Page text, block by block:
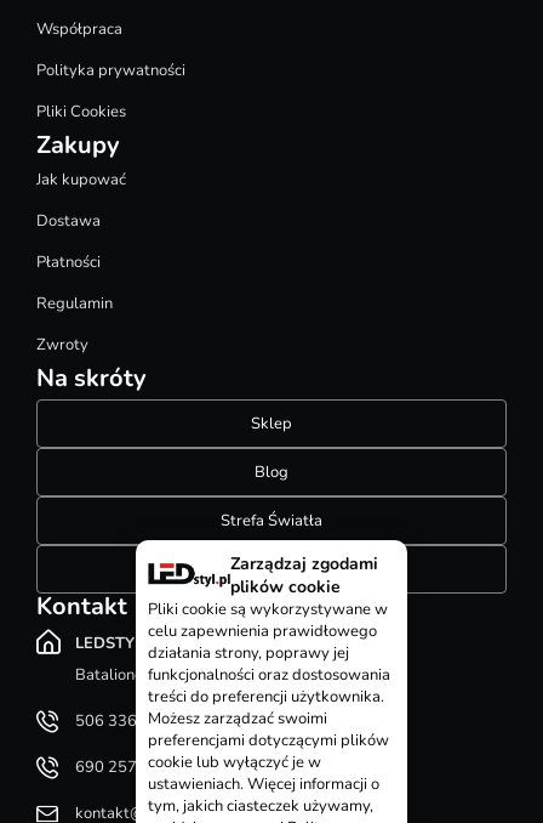
Współpraca
Polityka prywatności
Pliki Cookies
Zakupy
Jak kupować
Dostawa
Płatności
Regulamin
Zwroty
Na skróty
Sklep
Blog
Strefa Światła
Konfigurator szynoprzewodów
Kontakt
LEDSTYL.pl
Batalionów Chłopskich 12, 94-058 Łódź
506 336 320
690 257 092
kontakt@ledstyl.pl
Zarządzaj zgodami
plików cookie
Pliki cookie są wykorzystywane w
celu zapewnienia prawidłowego
działania strony, poprawy jej
funkcjonalności oraz dostosowania
treści do preferencji użytkownika.
Możesz zarządzać swoimi
preferencjami dotyczącymi plików
cookie lub wyłączyć je w
ustawieniach. Więcej informacji o
tym, jakich ciasteczek używamy,